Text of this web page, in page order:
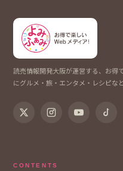
読売情報開発大阪が運営する、お得
にグルメ・旅・エンタメ・レシピな
CONTENTS